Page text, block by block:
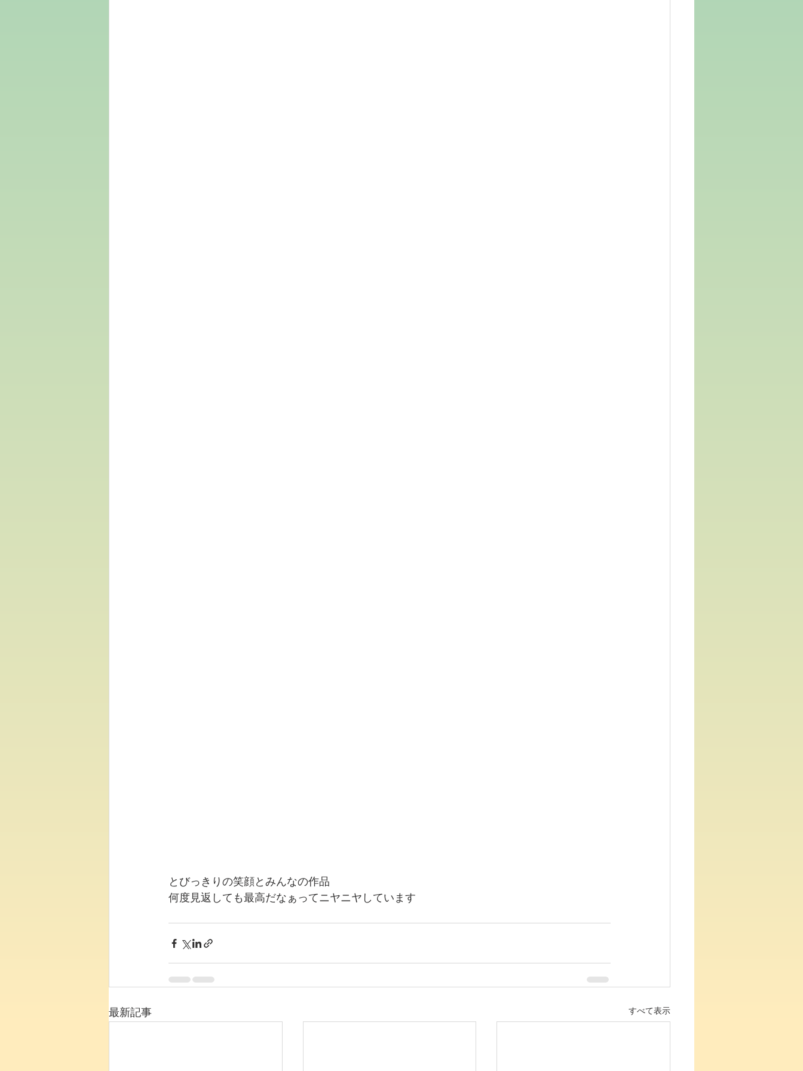
とびっきりの笑顔とみんなの作品
何度見返しても最高だなぁってニヤニヤしています
最新記事 すべて表示